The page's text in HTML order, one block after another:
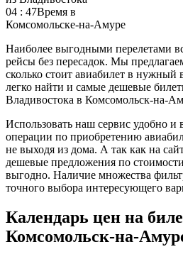
04 : 47Время в
Комсомольске-на-Амуре
Наиболее выгодными перелетами
рейсы без пересадок. Мы
сколько стоит авиабилет в нужный
легко найти и самые дешевые
Владивостока в Комсомольск-на-
Использовать наш сервис удобно и
операции по приобретению
не выходя из дома. А так как на
дешевые предложения по
выгодно. Наличие множества
точного выбора интересующего
Календарь цен на
Комсомольск-на-